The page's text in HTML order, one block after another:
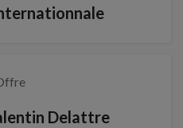
Delattre